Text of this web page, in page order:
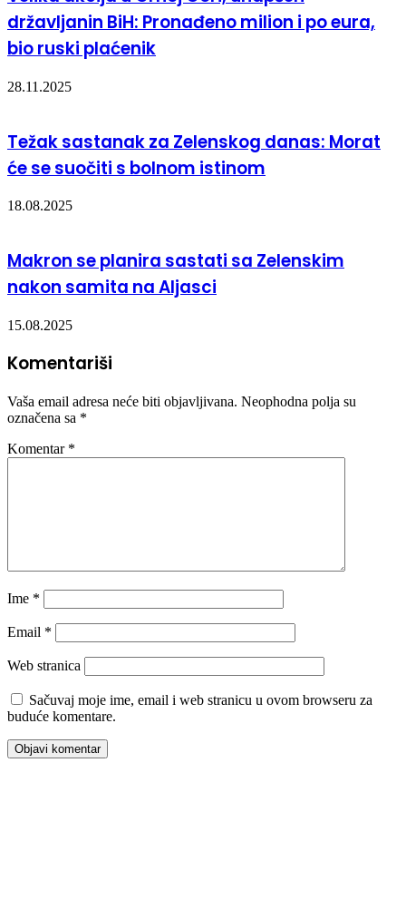
državljanin BiH: Pronađeno milion i po eura,
bio ruski plaćenik
28.11.2025
Težak sastanak za Zelenskog danas: Morat
će se suočiti s bolnom istinom
18.08.2025
Makron se planira sastati sa Zelenskim
nakon samita na Aljasci
15.08.2025
Komentariši
Vaša email adresa neće biti objavljivana. Neophodna polja su
označena sa *
Komentar *
Ime *
Email *
Web stranica
Sačuvaj moje ime, email i web stranicu u ovom browseru za
buduće komentare.